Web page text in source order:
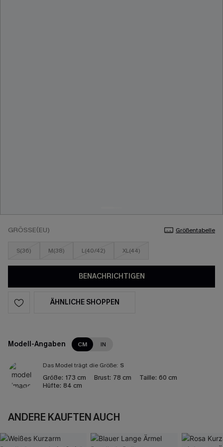
GRÖSSE(EU) Größentabelle
S(36) M(38) L(40/42) XL(44)
BENACHRICHTIGEN
ÄHNLICHE SHOPPEN
Modell-Angaben CM IN
Das Model trägt die Größe: S
Größe: 173 cm Brust: 78 cm Taille: 60 cm
Hüfte: 84 cm
ANDERE KAUFTEN AUCH